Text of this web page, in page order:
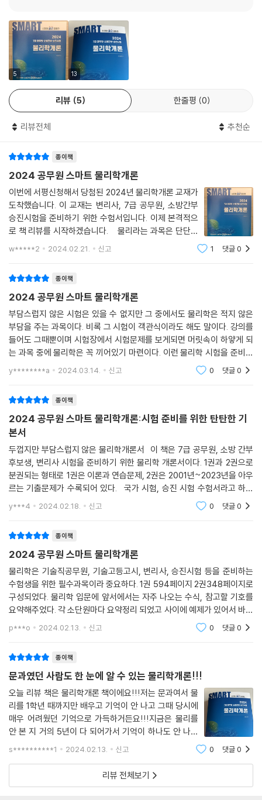
변리사 물리(2003년도)
변리사 물리(2004년도)
변리사 물리(2005년도)
변리사 물리(2006년도)
변리사 물리(2007년도)
변리사 물리(2008년도)
변리사 물리(2013년도)
변리사 물리(2015년도)
변리사 물리(2017년도)
변리사 물리(2018년도)
변리사 물리(2019년도)
변리사 물리(2020년도)
변리사 물리(2021년도)
변리사 물리(2022년도)
서울시 7급(2002년도)
지방직 7급(2009년도)
지방직 7급(2010년도)
지방직 7급(2011년도)
서울시 7급(2014년도)
서울시 7급(2015년도)
서울시 7급(2016년도)
서울시 7급(2018년도 1회)
서울시 7급(2018년도 2회)
서울시 7급(2019년도)
서울시 7급(2020년도)
서울시 7급(2021년도)
지방직 7급(2022년도)
지방직 7급(2023년도)
3. 국가직 기출문제
국가직 7급(2002년도)
국가직 7급(2003년도)
국가직 7급(2005년도)
국가직 7급(2007년도)
국가직 7급(2008년도)
국가직 7급(2009년도)
국가직 7급(2010년도)
국가직 7급(2012년도)
국가직 7급(2014년도)
국가직 7급(2015년도)
국가직 7급(2016년도)
국가직 7급(2017년도)
국가직 7급(2018년도)
국가직 7급(2019년도)
국가직 7급(2020년도)
5 13
리뷰 5 한줄평 0
리뷰전체 추천순
종이책
2024 공무원 스마트 물리학개론
이번에 서평신청해서 당첨된 2024년 물리학개론 교재가
도착했습니다. 이 교재는 변리사, 7급 공무원, 소방간부
승진시험을 준비하기 위한 수험서입니다. 이제 본격적으
로 책 리뷰를 시작하겠습니다. 물리라는 과목은 단단하
고 다이나믹한 느낌이 있어서 푸른색의 표지가 잘 어울린
w*****2 2024.02.21. 신고 1 댓글0
종이책
2024 공무원 스마트 물리학개론
부담스럽지 않은 시험은 있을 수 없지만 그 중에서도 물리학은 적지 않은
부담을 주는 과목이다. 비록 그 시험이 객관식이라도 해도 말이다. 강의를
들어도 그때뿐이며 시험장에서 시험문제를 보게되면 머릿속이 하얗게 되
는 과목 중에 물리학은 꼭 끼어있기 마련이다. 이런 물리학 시험을 준비하
기 위해서 대게 이런 말을 하곤 한다. 각 단원의 개념을 잘 정리하고 기출문
제를 많이 풀어
y********a 2024.03.14. 신고 0 댓글0
종이책
2024 공무원 스마트 물리학개론:시험 준비를 위한 탄탄한 기
본서
두껍지만 부담스럽지 않은 물리학개론서 이 책은 7급 공무원, 소방 간부
후보생, 변리사 시험을 준비하기 위한 물리학 개론서이다. 1권과 2권으로
분권되는 형태로 1권은 이론과 연습문제, 2권은 2001년~2023년을 아우
르는 기출문제가 수록되어 있다. 국가 시험, 승진 시험 수험서라고 하면
매우 딱딱하고 빼곡한 텍스트로 차 있을 것이라는 생각이 들지만 책을 펼
치자 의외로
y***4 2024.02.18. 신고 0 댓글0
종이책
2024 공무원 스마트 물리학개론
물리학은 기술직공무원, 기술고등고시, 변리사, 승진시험 등을 준비하는
수험생을 위한 필수과목이라 중요하다. 1권 594페이지 2권348페이지로
구성되었다. 물리학 입문에 앞서에서는 자주 나오는 수식, 참고할 기호를
요약해주었다. 각 소단원마다 요약정리 되었고 사이에 예제가 있어서 바로
확인할수 있다. 끝에 연습문제가 있어 이해를 돕고 있다. 징 끝에는 기출 및
예상문제가
p***o 2024.02.13. 신고 0 댓글0
종이책
문과였던 사람도 한 눈에 알 수 있는 물리학개론!!!
오늘 리뷰 책은 물리학개론 책이에요!!!저는 문과여서 물
리를 1학년 때까지만 배우고 기억이 안 나고 그때 당시에
매우 어려웠던 기억으로 가득하거든요!!!지금은 물리를
안 본 지 거의 5년이 다 되어가서 기억이 하나도 안 나더
라고요.하지만 이 책으로 한 번에 할 수가 있어요!!!이론
리 되어 있어서 따로 안 사서 너무 편리해요
s**********1 2024.02.13. 신고 0 댓글0
리뷰 전체보기